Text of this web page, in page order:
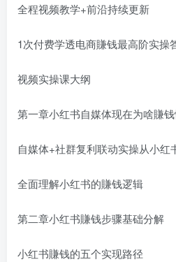
全程视频教学+前沿持续更新
1次付费学透电商賺钱最高阶实操
视频实操课大纲
第一章小红书自媒体现在为啥賺钱
自媒体+社群复利联动实操从小红
全面理解小红书的賺钱逻辑
第二章小红书賺钱步骤基础分解
小红书賺钱的五个实现路径